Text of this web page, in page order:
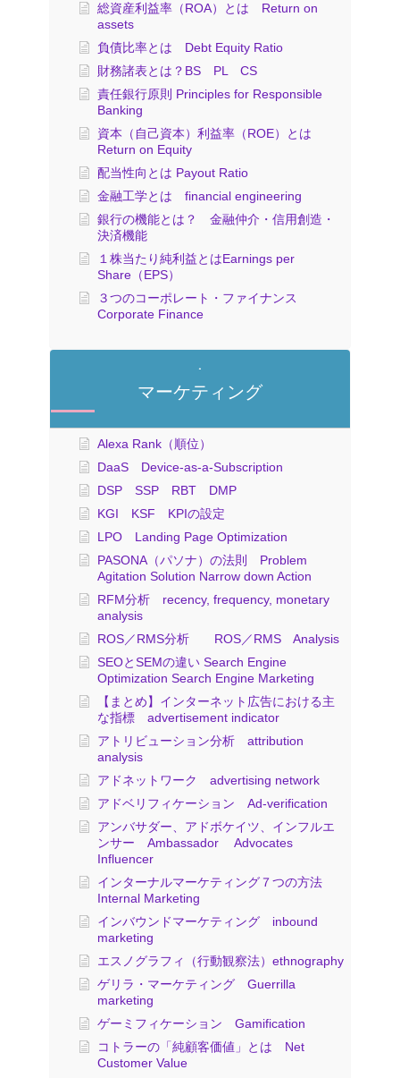
総資産利益率（ROA）とは Return on
assets
負債比率とは Debt Equity Ratio
財務諸表とは？BS PL CS
責任銀行原則 Principles for Responsible
Banking
資本（自己資本）利益率（ROE）とは
Return on Equity
配当性向とは Payout Ratio
金融工学とは financial engineering
銀行の機能とは？ 金融仲介・信用創造・
決済機能
１株当たり純利益とはEarnings per
Share（EPS）
３つのコーポレート・ファイナンス
Corporate Finance
マーケティング
Alexa Rank（順位）
DaaS Device-as-a-Subscription
DSP SSP RBT DMP
KGI KSF KPIの設定
LPO Landing Page Optimization
PASONA（パソナ）の法則 Problem
Agitation Solution Narrow down Action
RFM分析 recency, frequency, monetary
analysis
ROS／RMS分析 ROS／RMS Analysis
SEOとSEMの違い Search Engine
Optimization Search Engine Marketing
【まとめ】インターネット広告における主
な指標 advertisement indicator
アトリビューション分析 attribution
analysis
アドネットワーク advertising network
アドベリフィケーション Ad-verification
アンバサダー、アドボケイツ、インフルエ
ンサー Ambassador Advocates
Influencer
インターナルマーケティング７つの方法
Internal Marketing
インバウンドマーケティング inbound
marketing
エスノグラフィ（行動観察法）ethnography
ゲリラ・マーケティング Guerrilla
marketing
ゲーミフィケーション Gamification
コトラーの「純顧客価値」とは Net
Customer Value